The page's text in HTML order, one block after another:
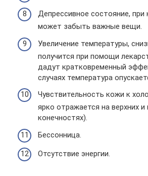
Депрессивное состояние,
может забыть важные вещи.
Увеличение температуры,
получится при помощи
дадут кратковременный
случаях температура
Чувствительность кожи к
ярко отражается на верхних и
конечностях).
Бессонница.
Отсутствие энергии.